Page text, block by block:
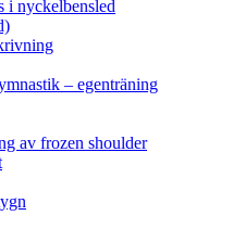
i nyckelbensled
– egenträning
av frozen shoulder